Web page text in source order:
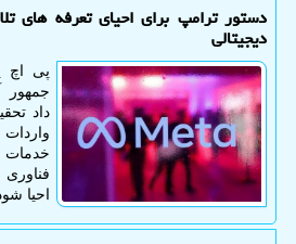
دستور ترامپ برای احیای تعرفه های
دیجیتالی
پی اچ
جمهور
داد
خدمات
احیا